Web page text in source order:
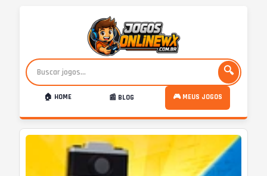
🔍
🏠 HOME 📰 BLOG 🎮 MEUS JOGOS